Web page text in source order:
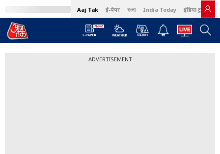
Aaj Tak ई-पेपर বাংলা India Today इंडिया टुडे हिंदी
ADVERTISEMENT